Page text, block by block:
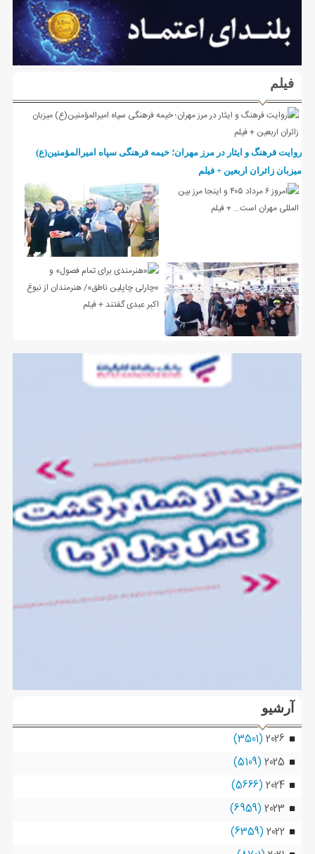
فیلم
روایت فرهنگ و ایثار در مرز مهران؛ خیمه فرهنگی سپاه امیرالمؤمنین(ع)
میزبان زائران اربعین + فیلم
آرشیو
2026
(3501)
2025
(5109)
2024
(5666)
2023
(6959)
2022
(6359)